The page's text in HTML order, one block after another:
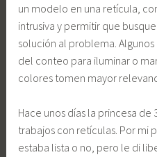
un modelo en una retícula,
intrusiva y permitir que
solución al problema.
del conteo para iluminar o
colores tomen mayor
Hace unos días la princesa de
trabajos con retículas. Por mi
estaba lista o no, pero le di